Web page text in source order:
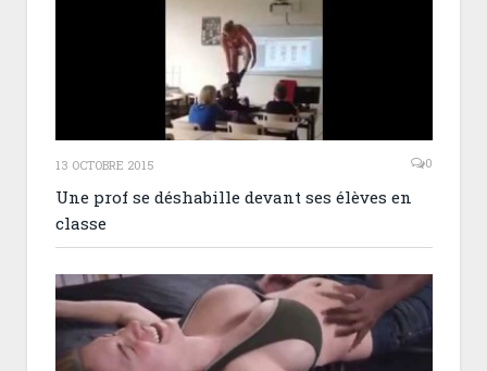
13 OCTOBRE 2015 0
Une prof se déshabille devant ses élèves en
classe